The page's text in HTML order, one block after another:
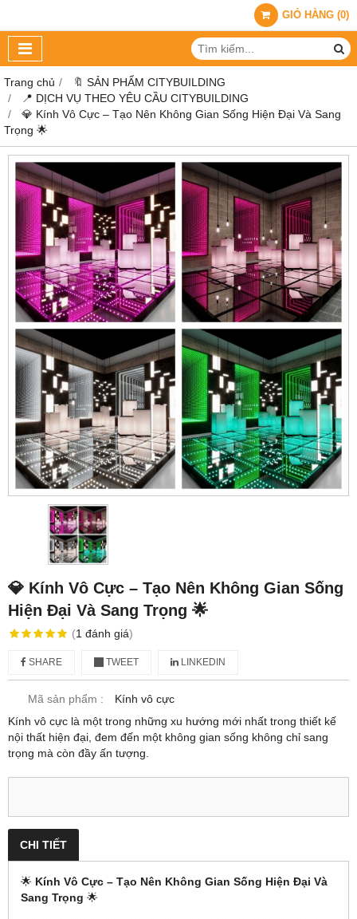
GIỎ HÀNG (0)
Trang chủ
🔖 SẢN PHẨM CITYBUILDING
📍 DỊCH VỤ THEO YÊU CẦU CITYBUILDING
💎 Kính Vô Cực – Tạo Nên Không Gian Sống Hiện Đại Và Sang
Trọng 🌟
💎 Kính Vô Cực – Tạo Nên Không Gian Sống
Hiện Đại Và Sang Trọng 🌟
(1 đánh giá)
SHARE TWEET LINKEDIN
Mã sản phẩm :
Kính vô cực
Kính vô cực là một trong những xu hướng mới nhất trong thiết kế
nội thất hiện đại, đem đến một không gian sống không chỉ sang
trọng mà còn đầy ấn tượng.
CHI TIẾT
🌟 Kính Vô Cực – Tạo Nên Không Gian Sống Hiện Đại Và
Sang Trọng 🌟